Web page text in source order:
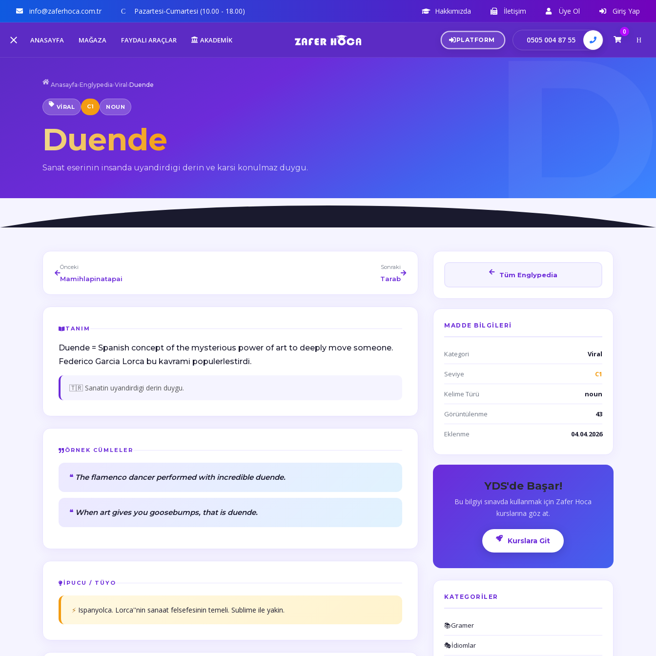
info@zaferhoca.com.tr Pazartesi-Cumartesi (10.00 - 18.00) Hakkımızda İletişim Üye Ol Giriş Yap
ANASAYFA MAĞAZA FAYDALI ARAÇLAR AKADEMİK PLATFORM 0505 004 87 55
0
Anasayfa›Englypedia›Viral ›Duende
VIRAL C1 NOUN
Duende
Sanat eserinin insanda uyandirdigi derin ve karsi konulmaz duygu.
Önceki
Mamihlapinatapai
Sonraki
Tarab
TANIM
Duende = Spanish concept of the mysterious power of art to deeply move someone.
Federico Garcia Lorca bu kavrami populerlestirdi.
🇹🇷 Sanatin uyandirdigi derin duygu.
ÖRNEK CÜMLELER
The flamenco dancer performed with incredible duende.
When art gives you goosebumps, that is duende.
İPUCU / TÜYO
⚡ Ispanyolca. Lorca''nin sanaat felsefesinin temeli. Sublime ile yakin.
Tüm Englypedia
MADDE BILGILERI
Kategori Viral
Seviye C1
Kelime Türü noun
Görüntülenme 43
Eklenme 04.04.2026
YDS'de Başar!
Bu bilgiyi sınavda kullanmak için Zafer Hoca
kurslarına göz at.
Kurslara Git
KATEGORILER
📚Gramer
🎭İdiomlar